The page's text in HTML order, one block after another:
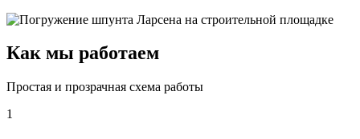
Как мы работаем
Простая и прозрачная схема работы
1